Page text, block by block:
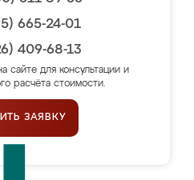
665-24-01
409-68-13
сайте для консультации и
расчёта стоимости.
ЗАЯВКУ